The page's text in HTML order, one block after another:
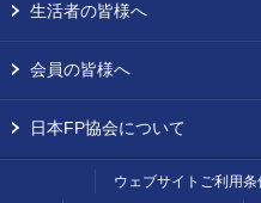
生活者の皆様へ
会員の皆様へ
日本FP協会について
ウェブサイトご利用条